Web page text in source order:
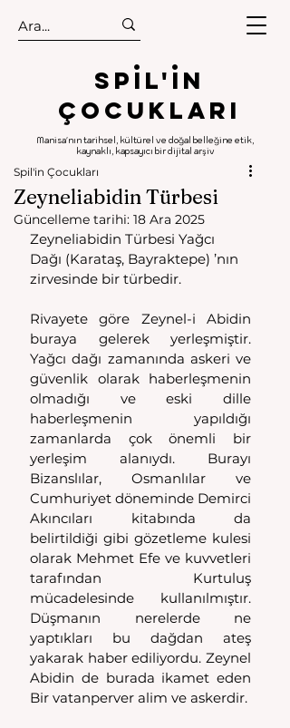
.
.
Spıl'in
Çocukları
Manisa'nın tarihsel, kültürel ve doğal belleğine etik,
kaynaklı, kapsayıcı bir dijital arşiv
Zeyneliabidin Türbesi
Spil'in Çocukları
Güncelleme tarihi: 18 Ara 2025
Zeyneliabidin Türbesi Yağcı
Dağı (Karataş, Bayraktepe) ’nın
zirvesinde bir türbedir.
Rivayete göre Zeynel-i Abidin
buraya gelerek yerleşmiştir.
Yağcı dağı zamanında askeri ve
güvenlik olarak haberleşmenin
olmadığı ve eski dille
haberleşmenin yapıldığı
zamanlarda çok önemli bir
yerleşim alanıydı. Burayı
Bizanslılar, Osmanlılar ve
Cumhuriyet döneminde Demirci
Akıncıları kitabında da
belirtildiği gibi gözetleme kulesi
olarak Mehmet Efe ve kuvvetleri
tarafından Kurtuluş
mücadelesinde kullanılmıştır.
Düşmanın nerelerde ne
yaptıkları bu dağdan ateş
yakarak haber ediliyordu. Zeynel
Abidin de burada ikamet eden
Bir vatanperver alim ve askerdir.